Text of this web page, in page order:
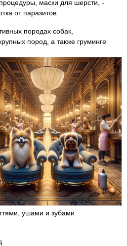
маски для шерсти,
от паразитов
породах собак,
пород, а также груминге
ушами и зубами